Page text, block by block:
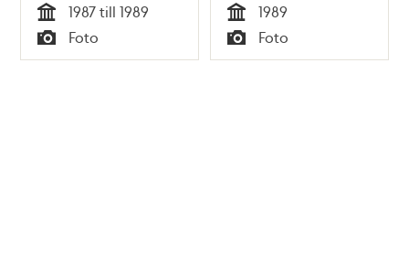
Tid
1987 till 1989
Typ
Foto Tid
1989
Typ
Foto